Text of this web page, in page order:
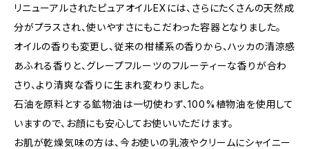
リニューアルされたピュアオイルEXには、さらにたくさんの天然成
分がプラスされ、使いやすさにもこだわった容器となりました。
オイルの香りも変更し、従来の柑橘系の香りから、ハッカの清涼感
あふれる香りと、グレープフルーツのフルーティーな香りが合わ
さり、より清爽な香りに生まれ変わりました。
石油を原料とする鉱物油は一切使わず、100%植物油を使用して
いますので、お顔にも安心してお使いいただけます。
お肌が乾燥気味の方は、今お使いの乳液やクリームにシャイニー